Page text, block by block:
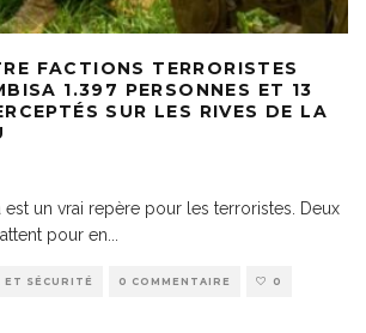
FACTIONS TERRORISTES
1.397 PERSONNES ET 13
SUR LES RIVES DE LA
est un vrai repère pour les terroristes. Deux
pour en
ET SÉCURITÉ 0 COMMENTAIRE 0